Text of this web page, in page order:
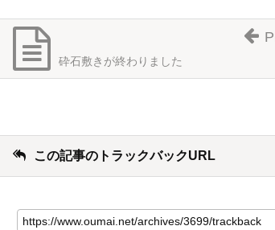
砕石敷きが終わりました
この記事のトラックバックURL